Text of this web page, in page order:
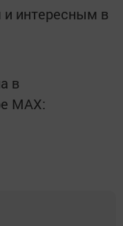
интересным в
в
MАХ: